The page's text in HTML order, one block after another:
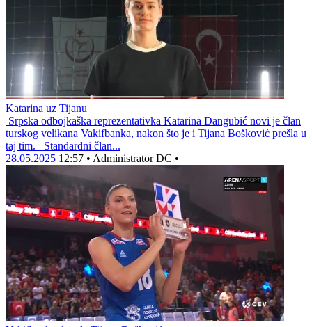
Katarina uz Tijanu
Srpska odbojkaška reprezentativka Katarina Dangubić novi je član
turskog velikana Vakifbanka, nakon što je i Tijana Bošković prešla u
taj tim. Standardni član...
28.05.2025 12:57 • Administrator DC •